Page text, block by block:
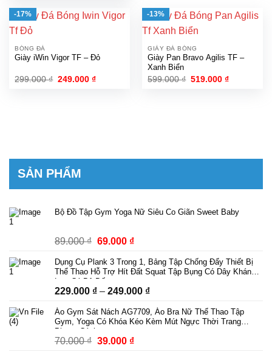
599.000 ₫.là:
519.000 ₫.
-17%
BÓNG ĐÁ
Giày iWin Vigor TF – Đỏ
299.000₫ Giá
249.000₫Giá
-13%
GIÀY ĐÁ BÓNG
Giày Pan Bravo Agilis TF –
Xanh Biển
599.000₫ Giá
519.000₫Giá
SẢN PHẨM
Bộ Đồ Tập Gym Yoga Nữ Siêu Co Giãn Sweet Baby
89.000₫ Giá
là:
89.000 ₫.
69.000 ₫Giá
tại
69.000 ₫.
Dụng Cụ Plank 3 Trong 1, Bảng Tập Chống Đẩy Thiết Bị
Thể Thao Hỗ Trợ Hít Đất Squat Tập Bụng Có Dây Kháng
Lực Có Bộ Đếm
229.000 ₫ – 249.000 ₫Khoảng
từ
229.000 ₫
Áo Gym Sát Nách AG7709, Áo Bra Nữ Thể Thao Tập
Gym, Yoga Có Khóa Kéo Kèm Mút Ngực Thời Trang
Phong Cách
70.000₫ Giá
39.000 ₫Giá